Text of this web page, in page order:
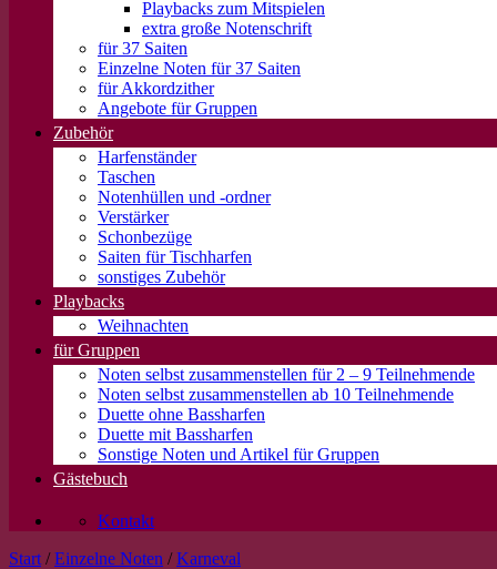
Playbacks zum Mitspielen
extra große Notenschrift
für 37 Saiten
Einzelne Noten für 37 Saiten
für Akkordzither
Angebote für Gruppen
Zubehör
Harfenständer
Taschen
Notenhüllen und -ordner
Verstärker
Schonbezüge
Saiten für Tischharfen
sonstiges Zubehör
Playbacks
Weihnachten
für Gruppen
Noten selbst zusammenstellen für 2 – 9 Teilnehmende
Noten selbst zusammenstellen ab 10 Teilnehmende
Duette ohne Bassharfen
Duette mit Bassharfen
Sonstige Noten und Artikel für Gruppen
Gästebuch
Kontakt
Start / Einzelne Noten / Karneval